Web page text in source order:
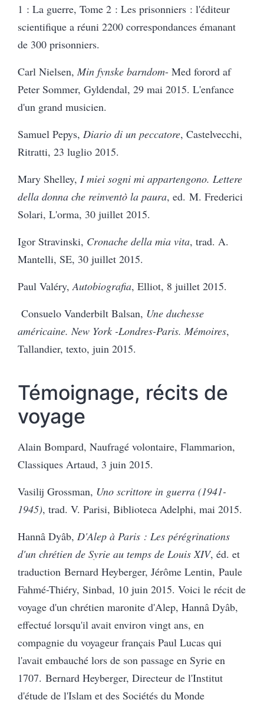
1 : La guerre, Tome 2 : Les prisonniers : l'éditeur
scientifique a réuni 2200 correspondances émanant
de 300 prisonniers.
Carl Nielsen, Min fynske barndom- Med forord af
Peter Sommer, Gyldendal, 29 mai 2015. L'enfance
d'un grand musicien.
Samuel Pepys, Diario di un peccatore, Castelvecchi,
Ritratti, 23 luglio 2015.
Mary Shelley, I miei sogni mi appartengono. Lettere
della donna che reinventò la paura, ed. M. Frederici
Solari, L'orma, 30 juillet 2015.
Igor Stravinski, Cronache della mia vita, trad. A.
Mantelli, SE, 30 juillet 2015.
Paul Valéry,Autobiografia, Elliot, 8 juillet 2015.
Consuelo Vanderbilt Balsan, Une duchesse
américaine. New York -Londres-Paris. Mémoires,
Tallandier, texto, juin 2015.
Témoignage, récits de
voyage
Alain Bompard, Naufragé volontaire, Flammarion,
Classiques Artaud, 3 juin 2015.
Vasilij Grossman, Uno scrittore in guerra (1941-
1945), trad. V. Parisi, Biblioteca Adelphi, mai 2015.
Hannâ Dyâb, D'Alep à Paris : Les pérégrinations
d'un chrétien de Syrie au temps de Louis XIV, éd. et
traduction Bernard Heyberger, Jérôme Lentin, Paule
Fahmé-Thiéry, Sinbad, 10 juin 2015. Voici le récit de
voyage d'un chrétien maronite d'Alep, Hannâ Dyâb,
effectué lorsqu'il avait environ vingt ans, en
compagnie du voyageur français Paul Lucas qui
l'avait embauché lors de son passage en Syrie en
1707. Bernard Heyberger, Directeur de l'Institut
d'étude de l'Islam et des Sociétés du Monde